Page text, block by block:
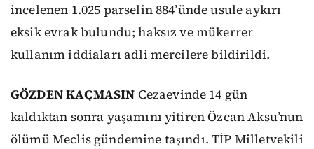
incelenen 1.025 parselin 884’ünde usule aykırı
eksik evrak bulundu; haksız ve mükerrer
kullanım iddiaları adli mercilere bildirildi.
GÖZDEN KAÇMASIN Cezaevinde 14 gün
kaldıktan sonra yaşamını yitiren Özcan Aksu’nun
ölümü Meclis gündemine taşındı. TİP Milletvekili